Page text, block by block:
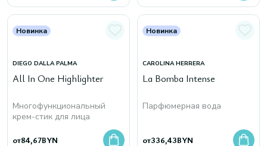
Новинка
DIEGO DALLA PALMA
All In One Highlighter
Многофункциональный
крем-стик для лица
от84,67BYN
Новинка
CAROLINA HERRERA
La Bomba Intense
Парфюмерная вода
от336,43BYN